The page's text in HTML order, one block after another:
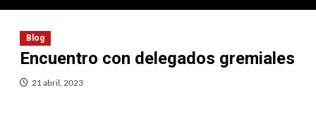
Blog
Encuentro con delegados gremiales
21 abril, 2023